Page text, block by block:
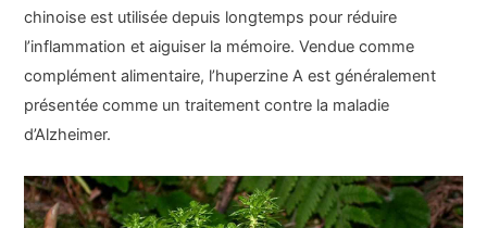
chinoise est utilisée depuis longtemps pour réduire
l’inflammation et aiguiser la mémoire. Vendue comme
complément alimentaire, l’huperzine A est généralement
présentée comme un traitement contre la maladie
d’Alzheimer.